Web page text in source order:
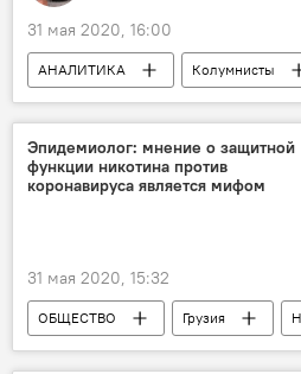
31 мая 2020, 16:00
АНАЛИТИКА Колумнисты
ОБЩЕСТВО
Мариам Сараджишвили
Эпидемиолог: мнение о защитной
функции никотина против
коронавируса является мифом
31 мая 2020, 15:32
ОБЩЕСТВО Грузия